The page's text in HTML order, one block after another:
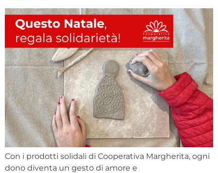
Con i prodotti solidali di Cooperativa Margherita, ogni
dono diventa un gesto di amore e